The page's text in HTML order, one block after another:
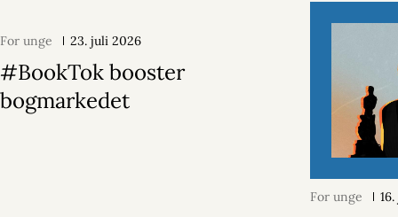
For unge 23. juli 2026
#BookTok booster
bogmarkedet
For unge